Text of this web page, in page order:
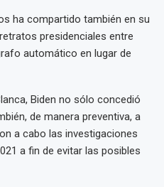
ha compartido también en su
presidenciales entre
automático en lugar de
Biden no sólo concedió
de manera preventiva, a
a cabo las investigaciones
a fin de evitar las posibles